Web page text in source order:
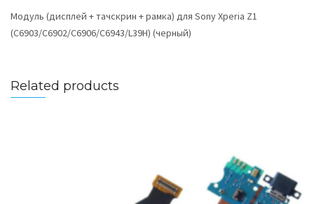
Модуль (дисплей + тачскрин + рамка) для Sony Xperia Z1
(C6903/C6902/C6906/C6943/L39H) (черный)
Related products